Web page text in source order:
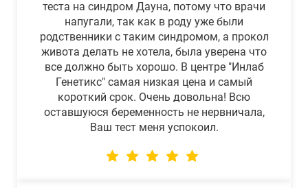
теста на синдром Дауна, потому что врачи
напугали, так как в роду уже были
родственники с таким синдромом, а прокол
живота делать не хотела, была уверена что
все должно быть хорошо. В центре "Инлаб
Генетикс" самая низкая цена и самый
короткий срок. Очень довольна! Всю
оставшуюся беременность не нервничала,
Ваш тест меня успокоил.